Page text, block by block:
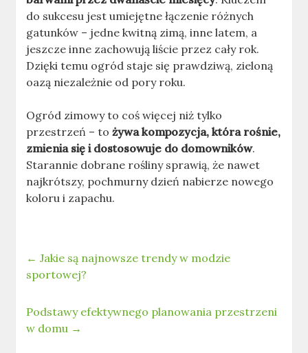
do sukcesu jest umiejętne łączenie różnych
gatunków – jedne kwitną zimą, inne latem, a
jeszcze inne zachowują liście przez cały rok.
Dzięki temu ogród staje się prawdziwą, zieloną
oazą niezależnie od pory roku.
Ogród zimowy to coś więcej niż tylko
przestrzeń – tożywa kompozycja, która rośnie,
zmienia się i dostosowuje do domowników.
Starannie dobrane rośliny sprawią, że nawet
najkrótszy, pochmurny dzień nabierze nowego
koloru i zapachu.
← Jakie są najnowsze trendy w modzie
sportowej?
Podstawy efektywnego planowania przestrzeni
w domu →